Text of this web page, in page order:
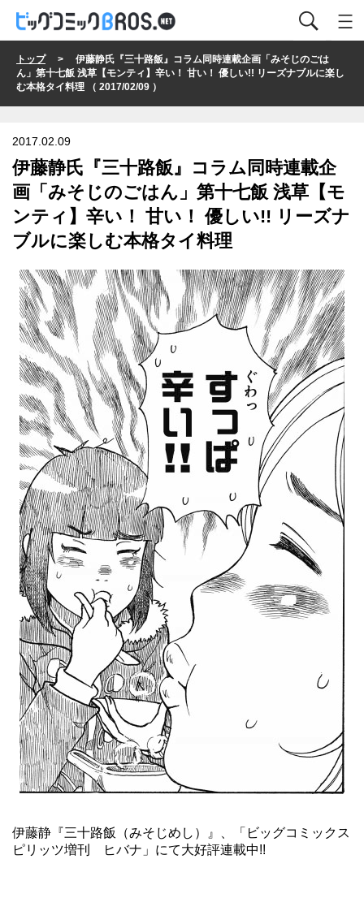
トップ> 伊藤静氏『三十路飯』コラム同時連載企画「みそじのごは
ん」第十七飯 浅草【モンティ】辛い！ 甘い！ 優しい!! リーズナブルに楽し
む本格タイ料理 （ 2017/02/09 ）
2017.02.09
伊藤静氏『三十路飯』コラム同時連載企
画「みそじのごはん」第十七飯 浅草【モ
ンティ】辛い！ 甘い！ 優しい!! リーズナ
ブルに楽しむ本格タイ料理
伊藤静『三十路飯（みそじめし）』
、「ビッグコミックス
ピリッツ増刊 ヒバナ」にて大好評連載中!!